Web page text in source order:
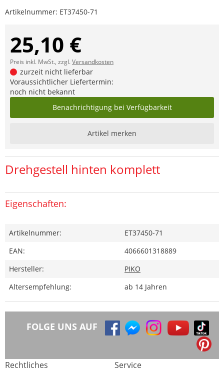
Artikelnummer: ET37450-71
25,10 €
Preis inkl. MwSt., zzgl.Versandkosten
zurzeit nicht lieferbar
Voraussichtlicher Liefertermin:
noch nicht bekannt
Benachrichtigung bei Verfügbarkeit
Artikel merken
Drehgestell hinten komplett
Eigenschaften:
Artikelnummer:
ET37450-71
EAN:
4066601318889
Hersteller:
PIKO
Altersempfehlung:
ab 14 Jahren
FOLGE UNS AUF
Rechtliches Service